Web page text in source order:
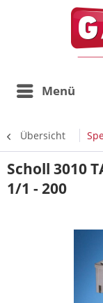
Menü
Übersicht
Scholl 3010
1/1 - 200